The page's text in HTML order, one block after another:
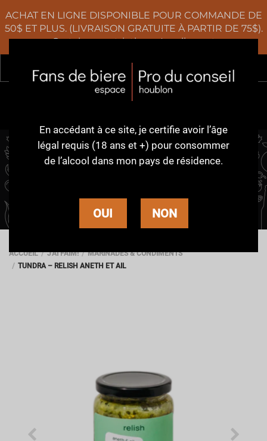
ACHAT EN LIGNE DISPONIBLE POUR COMMANDE DE
50$ ET PLUS. (LIVRAISON GRATUITE À PARTIR DE 75$).
Certaines restrictions s'appliquent
0
ACCUEIL J'AI FAIM!
MARINADES & CONDIMENTS
TUNDRA – RELISH ANETH ET AIL
En accédant à ce site, je certifie avoir l’âge
légal requis (18 ans et +) pour consommer
de l’alcool dans mon pays de résidence.
OUI NON